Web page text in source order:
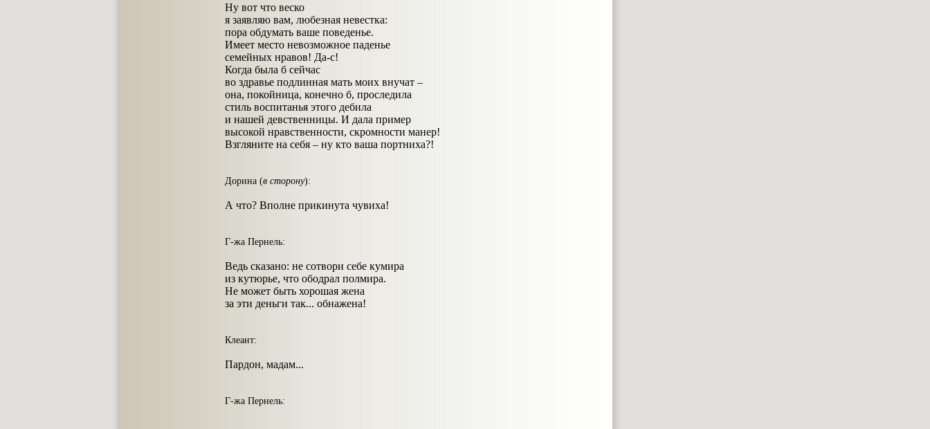
Ну вот что веско
я заявляю вам, любезная невестка:
пора обдумать ваше поведенье.
Имеет место невозможное паденье
семейных нравов! Да-с!
Когда была б сейчас
во здравье подлинная мать моих внучат –
она, покойница, конечно б, проследила
стиль воспитанья этого дебила
и нашей девственницы. И дала пример
высокой нравственности, скромности манер!
Взгляните на себя – ну кто ваша портниха?!
Дорина (в сторону):
А что? Вполне прикинута чувиха!
Г-жа Пернель:
Ведь сказано: не сотвори себе кумира
из кутюрье, что ободрал полмира.
Не может быть хорошая жена
за эти деньги так... обнажена!
Клеант:
Пардон, мадам...
Г-жа Пернель: